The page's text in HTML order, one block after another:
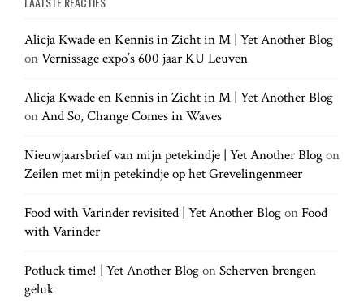
r
h
f
r
:
h
Alicja Kwade en Kennis in Zicht in M | Yet Another Blog
onVernissage expo’s 600 jaar KU Leuven
Alicja Kwade en Kennis in Zicht in M | Yet Another Blog
onAnd So, Change Comes in Waves
Nieuwjaarsbrief van mijn petekindje | Yet Another Blogon
Zeilen met mijn petekindje op het Grevelingenmeer
Food with Varinder revisited | Yet Another BlogonFood
with Varinder
Potluck time! | Yet Another BlogonScherven brengen
geluk